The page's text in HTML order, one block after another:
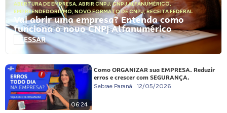
ABERTURA DE EMPRESA, ABRIR CNPJ,CNPJ ALFANUMÉRICO,
EMPREENDEDORISMO, NOVO FORMATO DE CNPJ,RECEITA FEDERAL
Vai abrir uma empresa? Entenda como
funciona o novo CNPJ Alfanumérico
ACESSAR
06:24
Como ORGANIZAR sua EMPRESA. Reduzir
erros e crescer com SEGURANÇA.
Sebrae Paraná 12/05/2026